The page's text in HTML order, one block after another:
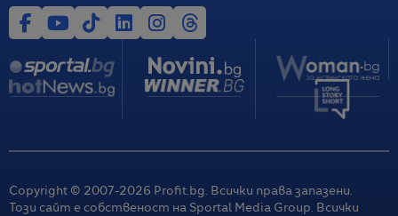
Copyright © 2007-2026 Profit.bg. Всички права запазени.
Този сайт е собственост на Sportal Media Group. Всички